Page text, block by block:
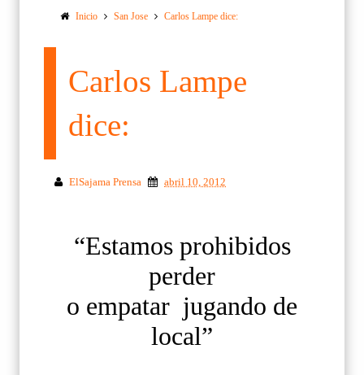
Inicio San Jose Carlos Lampe dice:
Carlos Lampe
dice:
ElSajama Prensa abril 10, 2012
“Estamos prohibidos
perder
o empatar jugando de
local”